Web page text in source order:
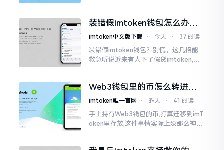
直忐忑不安。我折腾了好些日子
装错假imtoken钱包怎么办？
别慌，快卸载，这几招能救急
imtoken中文版下载 ⋅ 今天 ⋅ 37 阅读
装错假imtoken钱包？别慌，这几招能
救急听说近来有人下了假货imtoken,心
是陷阱。
Web3钱包里的币怎么转进
imToken？别慌，三步搞定
imtoken唯一官网 ⋅ 昨天 ⋅ 41 阅读
手上持有Web3钱包的币,打算迁移到imT
oken里存放,这件事情实际上没那么神秘